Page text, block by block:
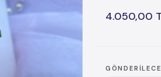
4.050,00